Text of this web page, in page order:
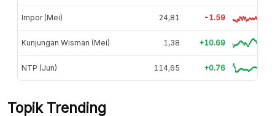
Impor (Mei) 24,81 -1.59
Kunjungan Wisman (Mei) 1,38 +10.69
NTP (Jun) 114,65 +0.76
Topik Trending